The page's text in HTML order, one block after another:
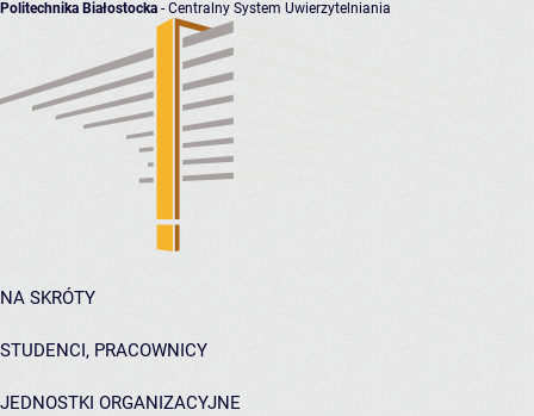
Politechnika Białostocka - Centralny System Uwierzytelniania
NA SKRÓTY
STUDENCI, PRACOWNICY
JEDNOSTKI ORGANIZACYJNE